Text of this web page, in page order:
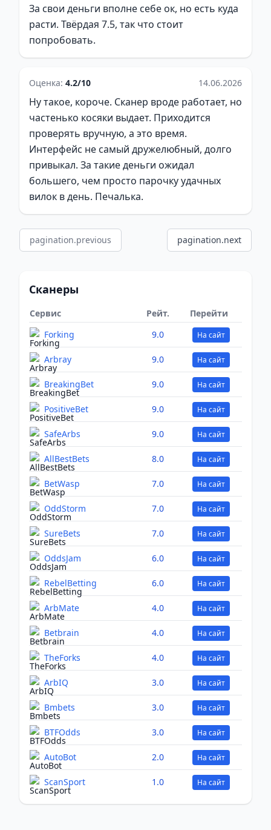
За свои деньги вполне себе ок, но есть куда
расти. Твёрдая 7.5, так что стоит
попробовать.
Оценка: 4.2/10 14.06.2026
Ну такое, короче. Сканер вроде работает, но
частенько косяки выдает. Приходится
проверять вручную, а это время.
Интерфейс не самый дружелюбный, долго
привыкал. За такие деньги ожидал
большего, чем просто парочку удачных
вилок в день. Печалька.
pagination.previous pagination.next
Сканеры
Сервис Рейт.
Перейти
Forking
9.0 На сайт
Arbray 9.0 На сайт
BreakingBet 9.0 На сайт
PositiveBet 9.0 На сайт
SafeArbs 9.0 На сайт
AllBestBets 8.0 На сайт
BetWasp 7.0 На сайт
OddStorm 7.0 На сайт
SureBets 7.0 На сайт
OddsJam 6.0 На сайт
RebelBetting 6.0 На сайт
ArbMate 4.0 На сайт
Betbrain 4.0 На сайт
TheForks 4.0 На сайт
ArbIQ 3.0 На сайт
Bmbets 3.0 На сайт
BTFOdds 3.0 На сайт
AutoBot 2.0 На сайт
ScanSport 1.0 На сайт